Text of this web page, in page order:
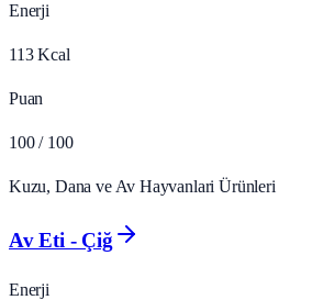
Enerji
113 Kcal
Puan
100 / 100
Kuzu, Dana ve Av Hayvanlari Ürünleri
Av Eti - Çiğ
Enerji